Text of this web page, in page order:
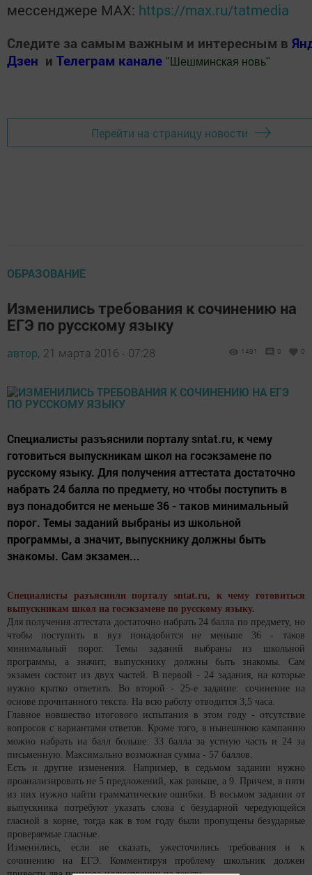
мессенджере MАХ: https://max.ru/tatmedia
Следите за самым важным и интересным в
Дзен и Телеграм канале " Шешминская новь"
Перейти на страницу новости
ОБРАЗОВАНИЕ
Изменились требования к сочинению на
ЕГЭ по русскому языку
автор, 21 марта 2016 - 07:28 1491 0 0
Специалисты разъяснили порталу sntat.ru, к чему
готовиться выпускникам школ на госэкзамене по
русскому языку. Для получения аттестата достаточно
набрать 24 балла по предмету, но чтобы поступить в
вуз понадобится не меньше 36 - таков минимальный
порог. Темы заданий выбраны из школьной
программы, а значит, выпускнику должны быть
знакомы. Сам экзамен...
Специалисты разъяснили порталу sntat.ru, к чему готовиться
выпускникам школ на госэкзамене по русскому языку.
Для получения аттестата достаточно набрать 24 балла по предмету, но
чтобы поступить в вуз понадобится не меньше 36 - таков
минимальный порог. Темы заданий выбраны из школьной
программы, а значит, выпускнику должны быть знакомы. Сам
экзамен состоит из двух частей. В первой - 24 задания, на которые
нужно кратко ответить. Во второй - 25-е задание: сочинение на
основе прочитанного текста. На всю работу отводится 3,5 часа.
Главное новшество итогового испытания в этом году - отсутствие
вопросов с вариантами ответов. Кроме того, в нынешнюю кампанию
можно набрать на балл больше: 33 балла за устную часть и 24 за
письменную. Максимально возможная сумма - 57 баллов.
Есть и другие изменения. Например, в седьмом задании нужно
проанализировать не 5 предложений, как раньше, а 9. Причем, в пяти
из них нужно найти грамматические ошибки. В восьмом задании от
выпускника потребуют указать слова с безударной чередующейся
гласной в корне, тогда как в том году были пропущены безударные
проверяемые гласные.
Изменились, если не сказать, ужесточились требования и к
сочинению на ЕГЭ. Комментируя проблему школьник должен